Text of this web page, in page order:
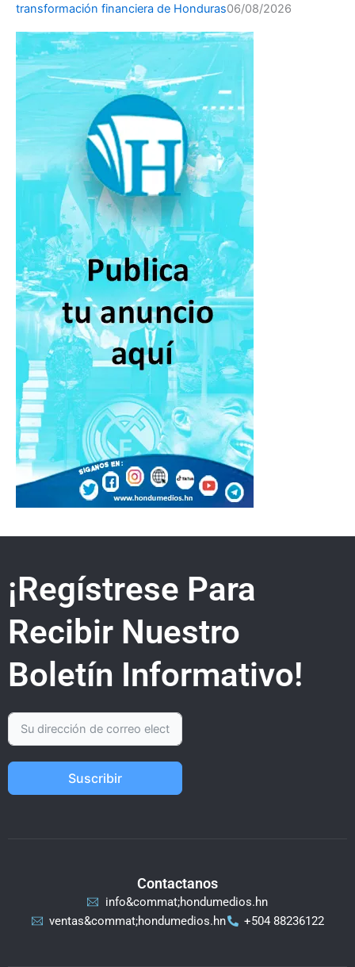
transformación financiera de Honduras06/08/2026
¡Regístrese Para
Recibir Nuestro
Boletín Informativo!
Suscribir
Contactanos
info&commat;hondumedios.hn
ventas&commat;hondumedios.hn
+504 88236122